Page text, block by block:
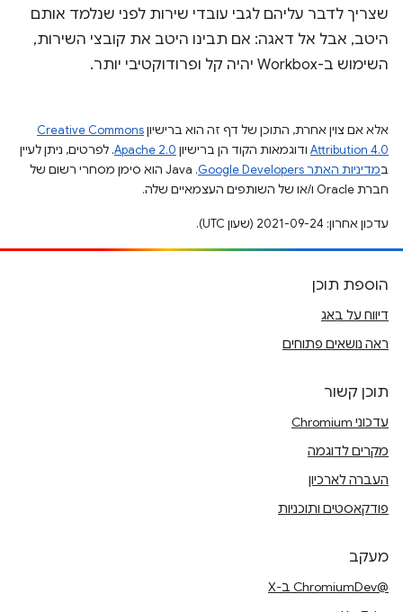
שצריך לדבר עליהם לגבי עובדי שירות לפני שנלמד אותם
היטב, אבל אל דאגה: אם תבינו היטב את קובצי השירות,
השימוש ב-Workbox יהיה קל ופרודוקטיבי יותר.
אלא אם צוין אחרת, התוכן של דף זה הוא ברישיוןCreative Commons
Attribution 4.0 ודוגמאות הקוד הן ברישיון Apache 2.0. לפרטים, ניתן לעיין
במדיניות האתר Google Developers‏
.‏ Java הוא סימן מסחרי רשום של
חברת Oracle ו/או של השותפים העצמאיים שלה.
עדכון אחרון: 2021-09-24 (שעון UTC).
הוספת תוכן
דיווח על באג
ראה נושאים פתוחים
תוכן קשור
עדכוני Chromium
מקרים לדוגמה
העברה לארכיון
פודקאסטים ותוכניות
מעקב
@ChromiumDev ב-X